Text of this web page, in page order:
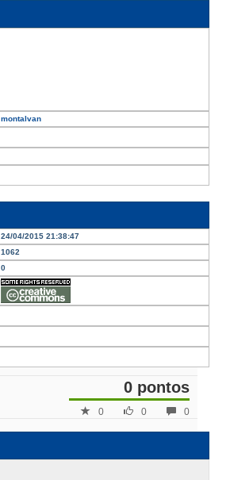
montalvan
24/04/2015 21:38:47
1062
0
0 pontos
0
0
0